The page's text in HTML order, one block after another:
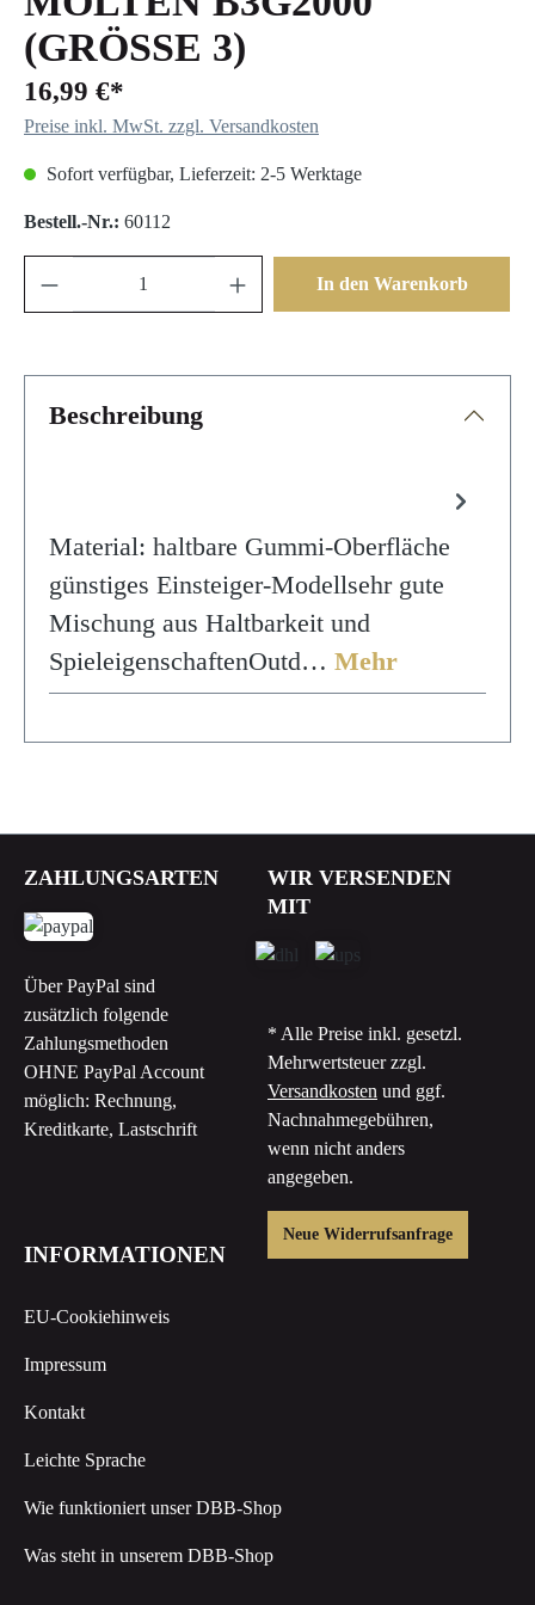
(GRÖSSE 3)
16,99 €*
Preise inkl. MwSt. zzgl. Versandkosten
Sofort verfügbar, Lieferzeit: 2-5 Werktage
Bestell.-Nr.: 60112
In den Warenkorb
Beschreibung
Material: haltbare Gummi-Oberfläche
günstiges Einsteiger-Modellsehr gute
Mischung aus Haltbarkeit und
SpieleigenschaftenOutd… Mehr
ZAHLUNGSARTEN
Über PayPal sind
zusätzlich folgende
Zahlungsmethoden
OHNE PayPal Account
möglich: Rechnung,
Kreditkarte, Lastschrift
WIR VERSENDEN
MIT
* Alle Preise inkl. gesetzl.
Mehrwertsteuer zzgl.
Versandkosten und ggf.
Nachnahmegebühren,
wenn nicht anders
angegeben.
Neue Widerrufsanfrage
INFORMATIONEN
EU-Cookiehinweis
Impressum
Kontakt
Leichte Sprache
Wie funktioniert unser DBB-Shop
Was steht in unserem DBB-Shop